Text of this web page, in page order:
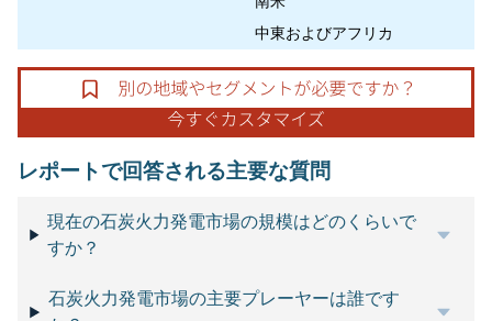
中東およびアフリカ
レポートで回答される主要な質問
現在の石炭火力発電市場の規模はどのくらいで
すか？
石炭火力発電市場の主要プレーヤーは誰です